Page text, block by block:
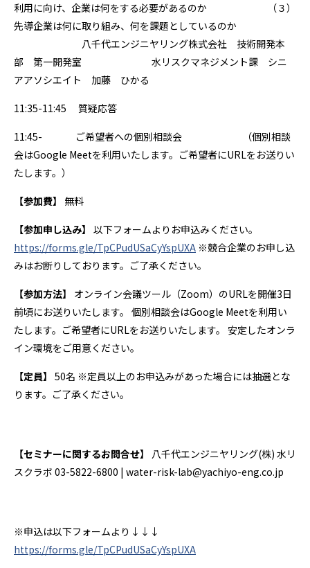
利用に向け、企業は何をする必要があるのか （３）
先導企業は何に取り組み、何を課題としているのか
八千代エンジニヤリング株式会社 技術開発本
部 第一開発室 水リスクマネジメント課 シニ
アアソシエイト 加藤 ひかる
11:35-11:45 質疑応答
11:45- ご希望者への個別相談会 （個別相談
会はGoogle Meetを利用いたします。ご希望者にURLをお送りい
たします。）
【参加費】 無料
【参加申し込み】 以下フォームよりお申込みください。
https://forms.gle/TpCPudUSaCyYspUXA ※競合企業のお申し込
みはお断りしております。ご了承ください。
【参加方法】
オンライン会議ツール（Zoom）のURLを開催3日
前頃にお送りいたします。 個別相談会はGoogle Meetを利用い
たします。ご希望者にURLをお送りいたします。 安定したオンラ
イン環境をご用意ください。
【定員】 50名 ※定員以上のお申込みがあった場合には抽選とな
ります。ご了承ください。
【セミナーに関するお問合せ】
八千代エンジニヤリング(株) 水リ
スクラボ 03-5822-6800 | water-risk-lab@yachiyo-eng.co.jp
※申込は以下フォームより↓↓↓
https://forms.gle/TpCPudUSaCyYspUXA